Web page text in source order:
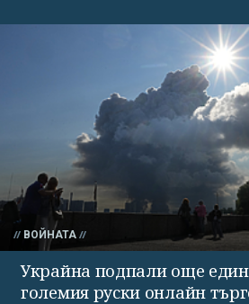
ВОЙНАТА
Украйна подпали още
големия руски онлайн